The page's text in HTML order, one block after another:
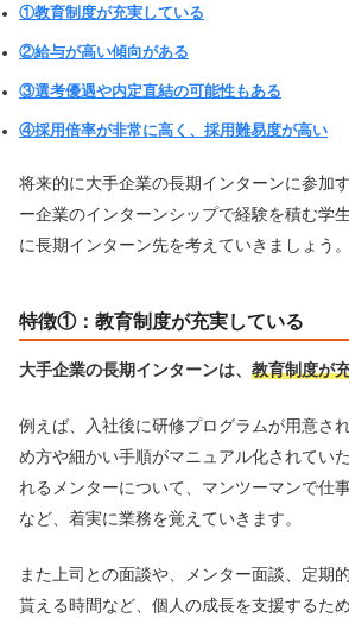
①教育制度が充実している
②給与が高い傾向がある
③選考優遇や内定直結の可能性もある
④採用倍率が非常に高く、採用難易度が高い
将来的に大手企業の長期インターンに参加
ー企業のインターンシップで経験を積む学
に長期インターン先を考えていきましょう。
特徴①：教育制度が充実している
大手企業の長期インターンは、 教育制度が
例えば、入社後に研修プログラムが用意さ
め方や細かい手順がマニュアル化されてい
れるメンターについて、マンツーマンで仕
など、着実に業務を覚えていきます。
また上司との面談や、メンター面談、定期
貰える時間など、個人の成長を支援するた